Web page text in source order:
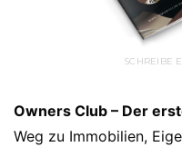
SCHREIBE
Owners Club – Der
Weg zu Immobilien,